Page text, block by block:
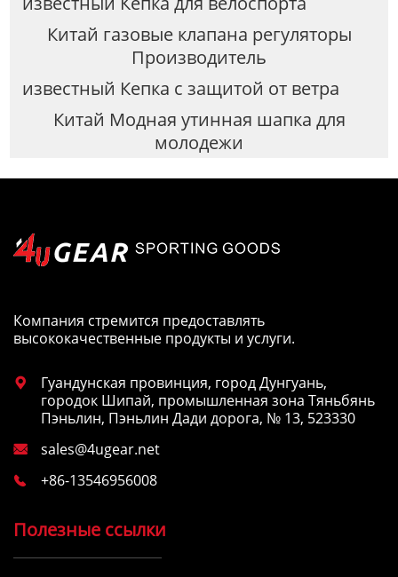
Китай газовые клапана регуляторы
Производитель
известный Кепка с защитой от ветра
Китай Модная утинная шапка для
молодежи
Компания стремится предоставлять
высококачественные продукты и услуги.

Гуандунская провинция, город Дунгуань,
городок Шипай, промышленная зона Тяньбянь
Пэньлин, Пэньлин Дади дорога, № 13, 523330
 sales@4ugear.net
 +86-13546956008
Полезные ссылки